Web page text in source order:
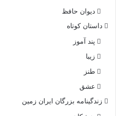
دیوان حافظ
داستان کوتاه
پند آموز
زیبا
طنز
عشق
زندگینامه بزرگان ایران زمین